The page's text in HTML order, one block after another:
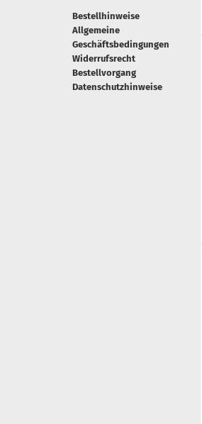
Bestellhinweise
Allgemeine
Geschäftsbedingungen
Widerrufsrecht
Bestellvorgang
Datenschutzhinweise